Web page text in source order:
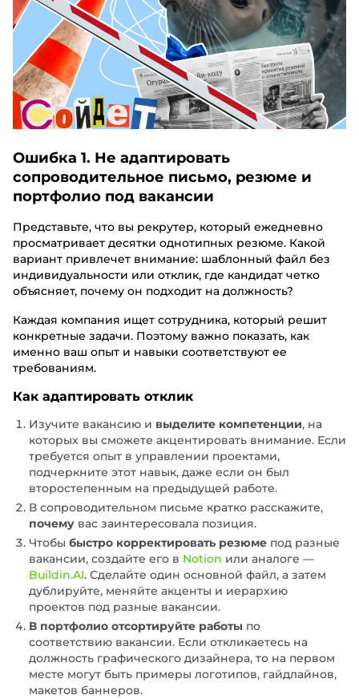
Ошибка 1. Не адаптировать
сопроводительное письмо, резюме и
портфолио под вакансии
Представьте, что вы рекрутер, который ежедневно
просматривает десятки однотипных резюме. Какой
вариант привлечет внимание: шаблонный файл без
индивидуальности или отклик, где кандидат четко
объясняет, почему он подходит на должность?
Каждая компания ищет сотрудника, который решит
конкретные задачи. Поэтому важно показать, как
именно ваш опыт и навыки соответствуют ее
требованиям.
Как адаптировать отклик
Изучите вакансию и выделите компетенции, на
которых вы сможете акцентировать внимание. Если
требуется опыт в управлении проектами,
подчеркните этот навык, даже если он был
второстепенным на предыдущей работе.
В сопроводительном письме кратко расскажите,
почему вас заинтересовала позиция.
Чтобы быстро корректировать резюме под разные
вакансии, создайте его в Notion или аналоге —
Buildin.AI. Сделайте один основной файл, а затем
дублируйте, меняйте акценты и иерархию
проектов под разные вакансии.
В портфолио отсортируйте работы по
соответствию вакансии. Если откликаетесь на
должность графического дизайнера, то на первом
месте могут быть примеры логотипов, гайдлайнов,
макетов баннеров.